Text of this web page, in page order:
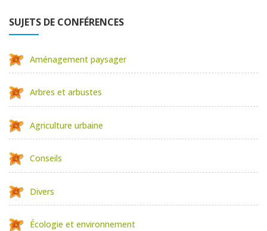
SUJETS DE CONFÉRENCES
Aménagement paysager
Arbres et arbustes
Agriculture urbaine
Conseils
Divers
Écologie et environnement